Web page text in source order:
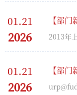
01.21
2026
【部门
01.21
2026
【部门